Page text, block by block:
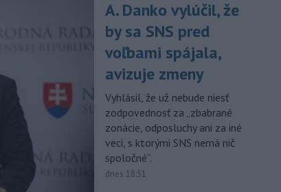
10:15
Národná diaľničná
spoločnosť (NDS) ukončila výmenu
mostného záveru na ľavej strane
mosta Lanfranconi, ktorý je súčasťou
bratislavskej diaľnice D2.
Počet potvrdených prípadov
nákazy vírusovým ochorením
v Konžskej demokratickej republike
(KDR) presiahol hranicu 4000.
Viac >
A. Danko vylúčil, že
by sa SNS pred
voľbami spájala,
avizuje zmeny
Vyhlásil, že už nebude niesť
zodpovednosť za „zbabrané
zonácie, odposluchy ani za iné
veci, s ktorými SNS nemá nič
spoločné“.
dnes 18:51